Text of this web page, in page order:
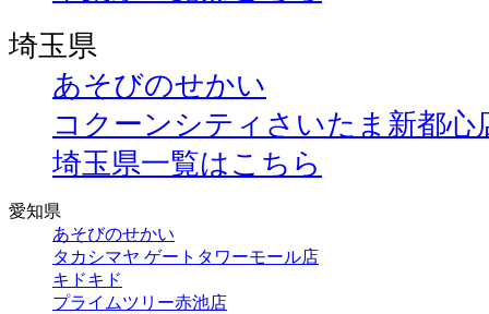
埼玉県
あそびのせかい
コクーンシティさいたま新都心
埼玉県一覧はこちら
愛知県
あそびのせかい
タカシマヤ ゲートタワーモール店
キドキド
プライムツリー赤池店